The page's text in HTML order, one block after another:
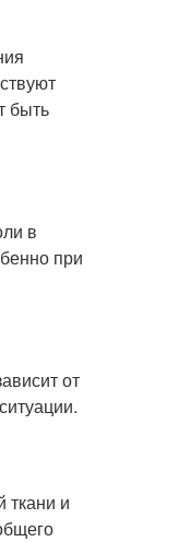
быть
в
при
от
ткани и